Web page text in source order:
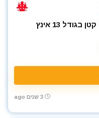
תיק כלי עבודה קטן בגודל 13 אינץ
3 שנים ago